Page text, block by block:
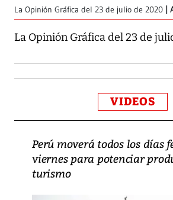
La Opinión Gráfica del 23 de julio de 2020
La Opinión Gráfica del 23 de
VIDEOS
Perú moverá todos los días
viernes para potenciar
turismo